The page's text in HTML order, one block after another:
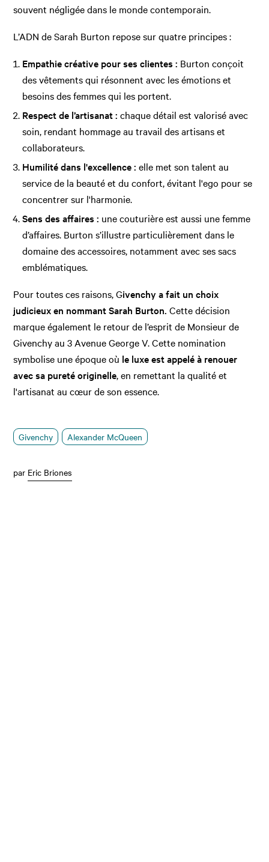
souvent négligée dans le monde contemporain.
L’ADN de Sarah Burton repose sur quatre principes :
Empathie créative pour ses clientes : Burton conçoit
des vêtements qui résonnent avec les émotions et
besoins des femmes qui les portent.
Respect de l’artisanat : chaque détail est valorisé avec
soin, rendant hommage au travail des artisans et
collaborateurs.
Humilité dans l'excellence : elle met son talent au
service de la beauté et du confort, évitant l'ego pour se
concentrer sur l'harmonie.
Sens des affaires : une couturière est aussi une femme
d’affaires. Burton s’illustre particulièrement dans le
domaine des accessoires, notamment avec ses sacs
emblématiques.
Pour toutes ces raisons, Givenchy a fait un choix
judicieux en nommant Sarah Burton. Cette décision
marque également le retour de l’esprit de Monsieur de
Givenchy au 3 Avenue George V. Cette nomination
symbolise une époque où le luxe est appelé à renouer
avec sa pureté originelle, en remettant la qualité et
l'artisanat au cœur de son essence.
Givenchy Alexander McQueen
par Eric Briones